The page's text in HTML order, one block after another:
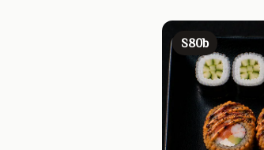
S80b